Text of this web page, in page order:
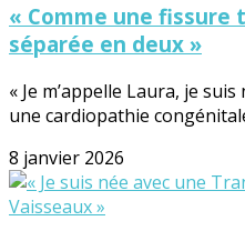
« Comme une
séparée en deux »
« Je m’appelle Laura, je
une cardiopathie
8 janvier 2026